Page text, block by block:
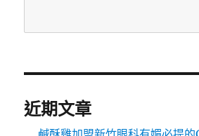
近期文章